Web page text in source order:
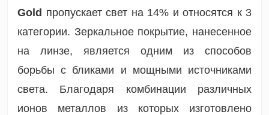
Gold пропускает свет на 14% и относятся к 3
категории. Зеркальное покрытие, нанесенное
на линзе, является одним из способов
борьбы с бликами и мощными источниками
света. Благодаря комбинации различных
ионов металлов из которых изготовлено